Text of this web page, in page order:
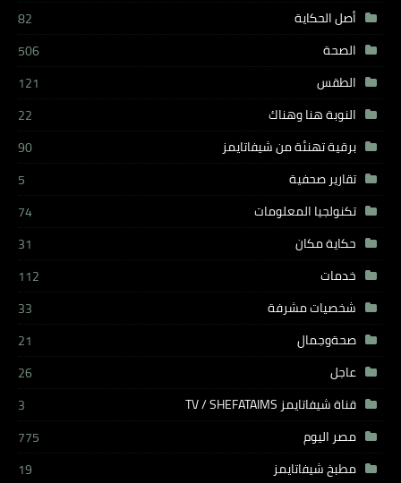
أصل الحكاية
82
الصحة
506
الطقس
121
النوبة هنا وهناك
22
برقية تهنئة من شيفاتايمز
90
تقارير صحفية
5
تكنولجيا المعلومات
74
حكاية مكان
31
خدمات
112
شخصيات مشرفة
33
صحةوجمال
21
عاجل
26
قناة شيفاتايمز TV / SHEFATAIMS
3
مصر اليوم
775
مطبخ شيفاتايمز
19